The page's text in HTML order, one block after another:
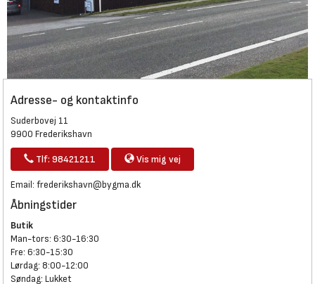
Adresse- og kontaktinfo
Suderbovej 11
9900 Frederikshavn
Tlf: 98421211 Vis mig vej
Email: frederikshavn@bygma.dk
Åbningstider
Butik
Man-tors: 6:30-16:30
Fre: 6:30-15:30
Lørdag: 8:00-12:00
Søndag: Lukket